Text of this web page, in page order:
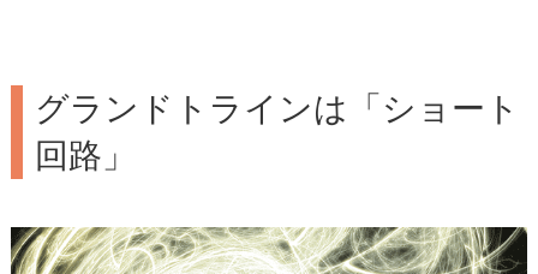
グランドトラインは「ショート
回路」